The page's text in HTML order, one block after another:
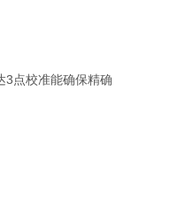
3点校准能确保精确